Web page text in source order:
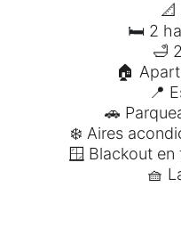
📐
🛏 2
🛁
🏠
📍
🚗
❄️ Aires
🪟 Blackout
🧺